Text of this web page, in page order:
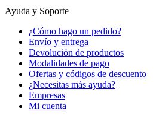
Ayuda y Soporte
¿Cómo hago un pedido?
Envío y entrega
Devolución de productos
Modalidades de pago
Ofertas y códigos de descuento
¿Necesitas más ayuda?
Empresas
Mi cuenta